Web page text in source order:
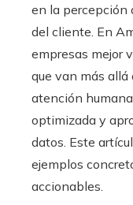
en la percepción
del cliente. En
empresas mejor
que van más allá
atención
optimizada y
datos. Este
ejemplos
accionables.